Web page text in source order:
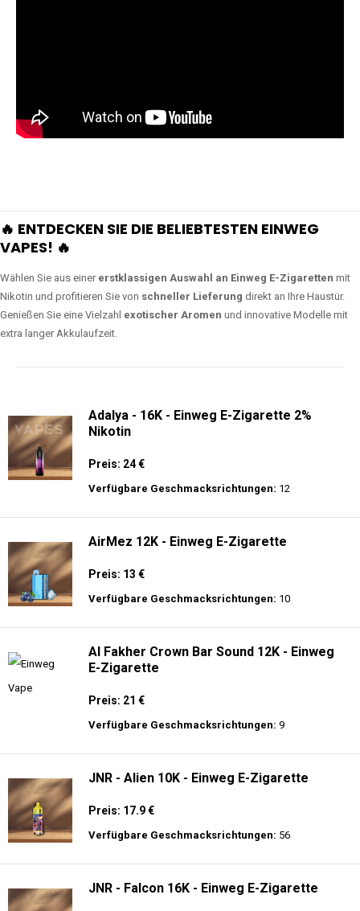
🔥 ENTDECKEN SIE DIE BELIEBTESTEN EINWEG
VAPES! 🔥
Wählen Sie aus einer erstklassigen Auswahl an Einweg E-Zigaretten mit
Nikotin und profitieren Sie von schneller Lieferung direkt an Ihre Haustür.
Genießen Sie eine Vielzahl exotischer Aromen und innovative Modelle mit
extra langer Akkulaufzeit.
Adalya - 16K - Einweg E-Zigarette 2%
Nikotin
Preis: 24 €
Verfügbare Geschmacksrichtungen: 12
AirMez 12K - Einweg E-Zigarette
Preis: 13 €
Verfügbare Geschmacksrichtungen: 10
Al Fakher Crown Bar Sound 12K - Einweg
E-Zigarette
Preis: 21 €
Verfügbare Geschmacksrichtungen: 9
JNR - Alien 10K - Einweg E-Zigarette
Preis: 17.9 €
Verfügbare Geschmacksrichtungen: 56
JNR - Falcon 16K - Einweg E-Zigarette